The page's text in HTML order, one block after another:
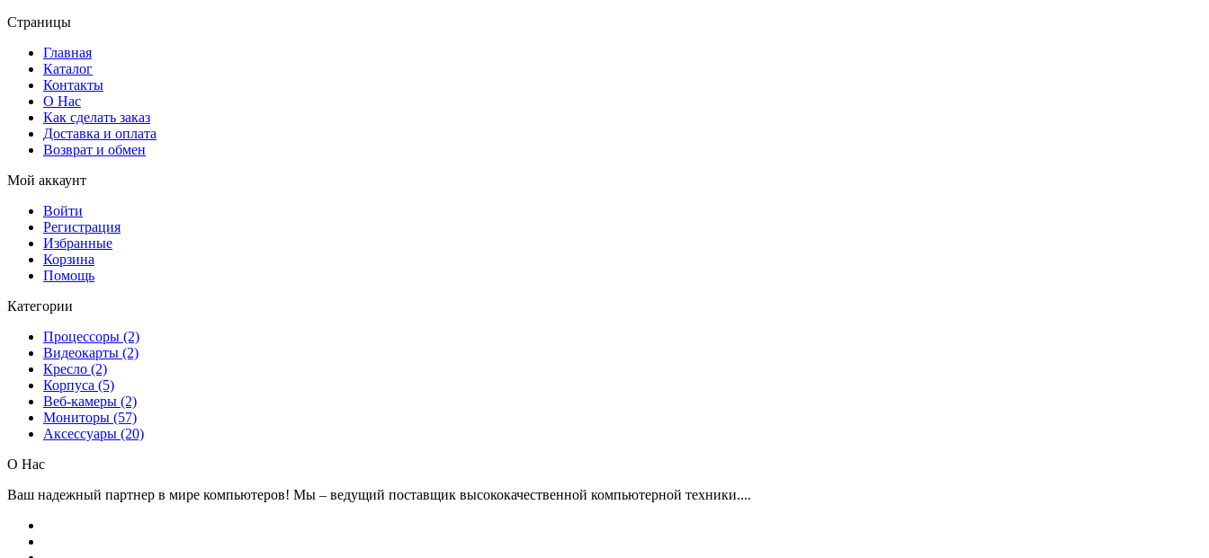
Страницы
Главная
Каталог
Контакты
О Нас
Как сделать заказ
Доставка и оплата
Возврат и обмен
Мой аккаунт
Войти
Регистрация
Избранные
Корзина
Помощь
Категории
Процессоры (2)
Видеокарты (2)
Кресло (2)
Корпуса (5)
Веб-камеры (2)
Мониторы (57)
Аксессуары (20)
О Нас
Ваш надежный партнер в мире компьютеров! Мы – ведущий поставщик высококачественной компьютерной техники....